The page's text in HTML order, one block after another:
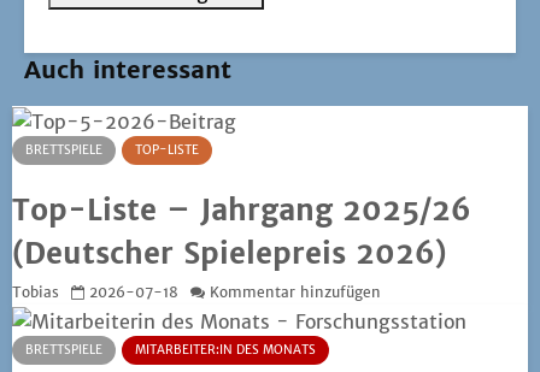
Auch interessant
BRETTSPIELE TOP-LISTE
Top-Liste – Jahrgang 2025/26
(Deutscher Spielepreis 2026)
Tobias 2026-07-18 Kommentar hinzufügen
BRETTSPIELE MITARBEITER:IN DES MONATS